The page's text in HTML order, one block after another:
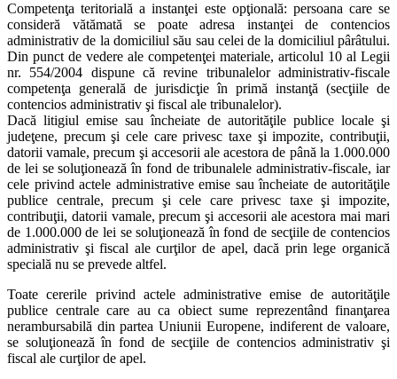
Competenţa teritorială a instanţei este opţională: persoana care se
consideră vătămată se poate adresa instanţei de contencios
administrativ de la domiciliul său sau celei de la domiciliul pârâtului.
Din punct de vedere ale competenţei materiale, articolul 10 al Legii
nr. 554/2004 dispune că revine tribunalelor administrativ-fiscale
competenţa generală de jurisdicţie în primă instanţă (secţiile de
contencios administrativ şi fiscal ale tribunalelor).
Dacă litigiul emise sau încheiate de autorităţile publice locale şi
judeţene, precum şi cele care privesc taxe şi impozite, contribuţii,
datorii vamale, precum şi accesorii ale acestora de până la 1.000.000
de lei se soluţionează în fond de tribunalele administrativ-fiscale, iar
cele privind actele administrative emise sau încheiate de autorităţile
publice centrale, precum şi cele care privesc taxe şi impozite,
contribuţii, datorii vamale, precum şi accesorii ale acestora mai mari
de 1.000.000 de lei se soluţionează în fond de secţiile de contencios
administrativ şi fiscal ale curţilor de apel, dacă prin lege organică
specială nu se prevede altfel.
Toate cererile privind actele administrative emise de autorităţile
publice centrale care au ca obiect sume reprezentând finanţarea
nerambursabilă din partea Uniunii Europene, indiferent de valoare,
se soluţionează în fond de secţiile de contencios administrativ şi
fiscal ale curţilor de apel.